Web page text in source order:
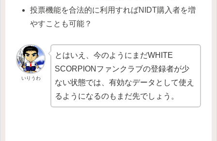
投票機能を合法的に利用すればNIDT購入者を増
やすことも可能？
いりうわ
とはいえ、今のようにまだWHITE
SCORPIONファンクラブの登録者が少
ない状態では、有効なデータとして使え
るようになるのもまだ先でしょう。